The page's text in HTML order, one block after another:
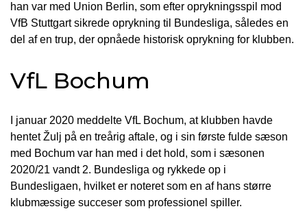
han var med Union Berlin, som efter oprykningsspil mod
VfB Stuttgart sikrede oprykning til Bundesliga, således en
del af en trup, der opnåede historisk oprykning for klubben.
VfL Bochum
I januar 2020 meddelte VfL Bochum, at klubben havde
hentet Žulj på en treårig aftale, og i sin første fulde sæson
med Bochum var han med i det hold, som i sæsonen
2020/21 vandt 2. Bundesliga og rykkede op i
Bundesligaen, hvilket er noteret som en af hans større
klubmæssige succeser som professionel spiller.